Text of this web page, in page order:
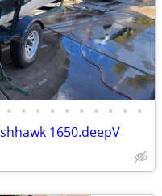
• • • • • • • • • •
1650.deepV